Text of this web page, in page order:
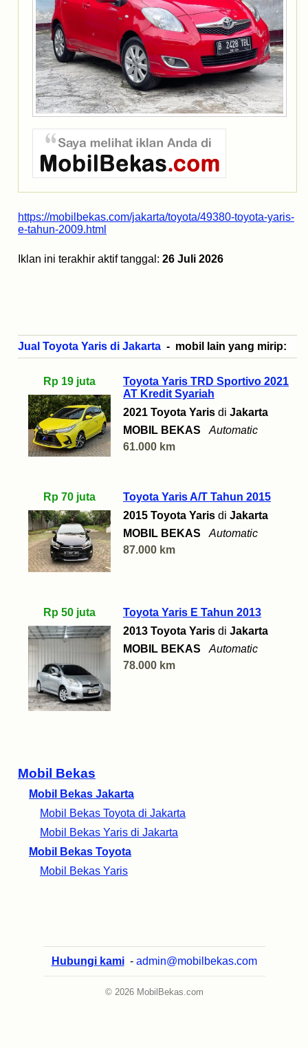
Mobil Bekas
Mobil Bekas Jakarta
Mobil Bekas Toyota di Jakarta
Mobil Bekas Yaris di Jakarta
Mobil Bekas Toyota
Mobil Bekas Yaris
https://mobilbekas.com/jakarta/toyota/49380-toyota-yaris-
e-tahun-2009.html
Iklan ini terakhir aktif tanggal: 26 Juli 2026
Jual Toyota Yaris di Jakarta - mobil lain yang mirip:
Rp 19 juta
Toyota Yaris TRD Sportivo 2021
AT Kredit Syariah
2021 Toyota Yaris di Jakarta
MOBIL BEKAS
Automatic
61.000 km
Rp 70 juta
Toyota Yaris A/T Tahun 2015
2015 Toyota Yaris di Jakarta
MOBIL BEKAS
Automatic
87.000 km
Rp 50 juta
Toyota Yaris E Tahun 2013
2013 Toyota Yaris di Jakarta
MOBIL BEKAS
Automatic
78.000 km
Hubungi kami - admin@mobilbekas.com
© 2026 MobilBekas.com